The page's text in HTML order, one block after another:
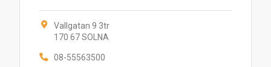
Vallgatan 9 3tr
170 67 SOLNA
08-55563500